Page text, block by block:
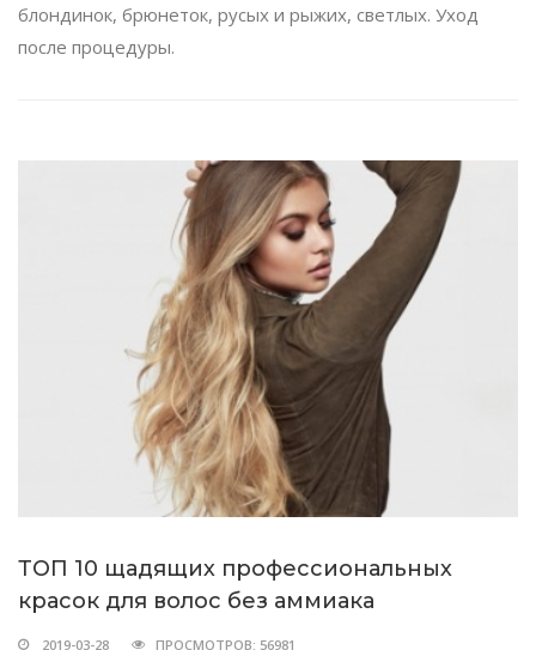
блондинок, брюнеток, русых и рыжих, светлых. Уход
после процедуры.
ТОП 10 щадящих профессиональных
красок для волос без аммиака
2019-03-28 ПРОСМОТРОВ: 56981